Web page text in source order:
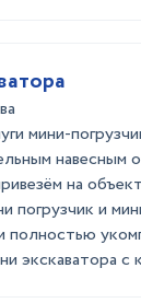
мини-
навесным
на
погрузчик и
экскаватора с